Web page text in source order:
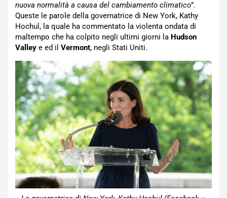
nuova normalità a causa del cambiamento climatico”.
Queste le parole della governatrice di New York, Kathy
Hochul, la quale ha commentato la violenta ondata di
maltempo che ha colpito negli ultimi giorni la Hudson
Valley e ed il Vermont, negli Stati Uniti.